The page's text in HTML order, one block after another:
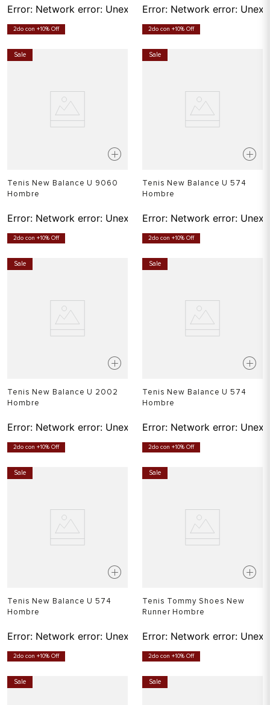
Error: Network error: Unexpected token T in JSON at
2do con +10% Off
Error: Network error:
2do con +10% Off
Sale
Tenis New Balance U 9060
Hombre
Error: Network error: Unexpected token T in JSON at
2do con +10% Off
Sale
Tenis New Balance U 574
Hombre
Error: Network error:
2do con +10% Off
Sale
Tenis New Balance U 2002
Hombre
Error: Network error: Unexpected token T in JSON at
2do con +10% Off
Sale
Tenis New Balance U 574
Hombre
Error: Network error:
2do con +10% Off
Sale
Tenis New Balance U 574
Hombre
Error: Network error: Unexpected token T in JSON at
2do con +10% Off
Sale
Tenis Tommy Shoes New
Runner Hombre
Error: Network error:
2do con +10% Off
Sale Sale